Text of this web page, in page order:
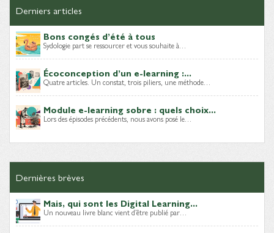
Derniers articles
Bons congés d’été à tous
Sydologie part se ressourcer et vous souhaite à…
Écoconception d’un e-learning :...
Quatre articles. Un constat, trois piliers, une méthode…
Module e-learning sobre : quels choix...
Lors des épisodes précédents, nous avons posé le…
Dernières brèves
Mais, qui sont les Digital Learning...
Un nouveau livre blanc vient d’être publié par…